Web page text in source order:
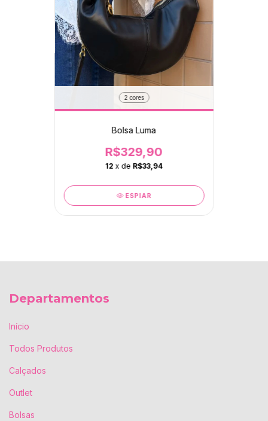
2 cores
Bolsa Luma
R$329,90
12 x de R$33,94
ESPIAR
Departamentos
Início
Todos Produtos
Calçados
Outlet
Bolsas